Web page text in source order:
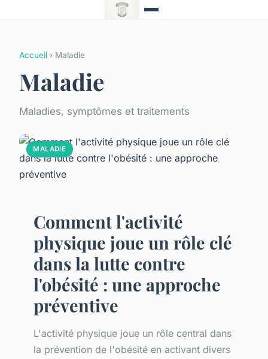
Accueil › Maladie
Maladie
Maladies, symptômes et traitements
MALADIE
Comment l'activité
physique joue un rôle clé
dans la lutte contre
l'obésité : une approche
préventive
L'activité physique joue un rôle central dans
la prévention de l'obésité en activant divers